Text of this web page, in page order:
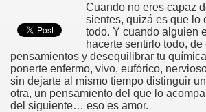
Cuando no eres capaz
sientes, quizá es que lo
todo. Y cuando alguien
hacerte sentirlo todo,
pensamientos y desequilibrar tu
ponerte enfermo, vivo, eufórico,
sin dejarte al mismo tiempo distinguir
otra, un pensamiento del que lo
del siguiente… eso es amor.